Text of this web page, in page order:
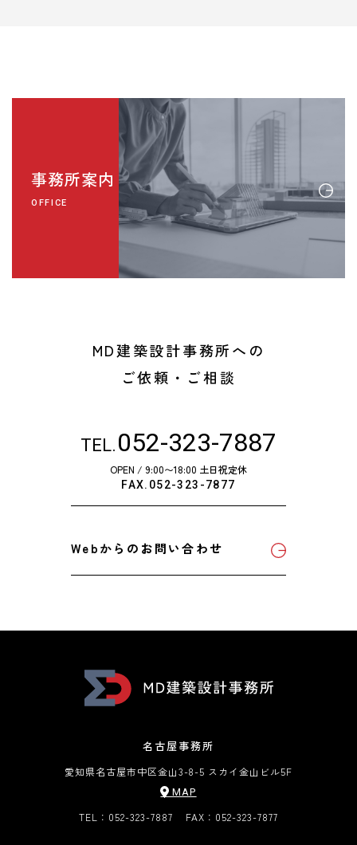
事務所案内
OFFICE
MD建築設計事務所への
ご依頼・ご相談
TEL. 052-323-7887
OPEN / 9:00〜18:00 土日祝定休
FAX.052-323-7877
Webからのお問い合わせ
名古屋事務所
愛知県名古屋市中区金山3-8-5 スカイ金山ビル5F
MAP
TEL：052-323-7887 FAX：052-323-7877